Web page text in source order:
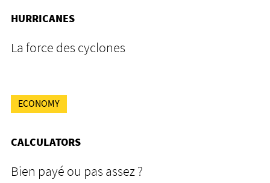
HURRICANES
La force des cyclones
ECONOMY
CALCULATORS
Bien payé ou pas assez ?